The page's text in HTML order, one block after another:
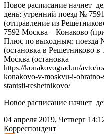
Новое расписание начнет
день: утренний поезд №
(отправление из
7592 Москва – Конаково
Плюс по выходным: поезда
(остановка в Решетниково
Москва (остановка
https://konakovograd.ru/avto/
konakovo-v-moskvu-i-
stantsii-reshetnikovo/
Новое расписание начнет
04 апреля 2019, Четверг
Корреспондент